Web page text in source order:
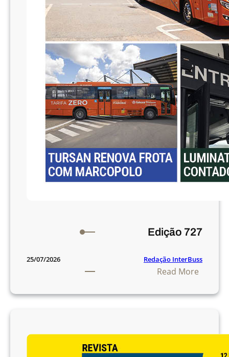
Edição 727
25/07/2026 Redação InterBuss
Read More:
d
ã